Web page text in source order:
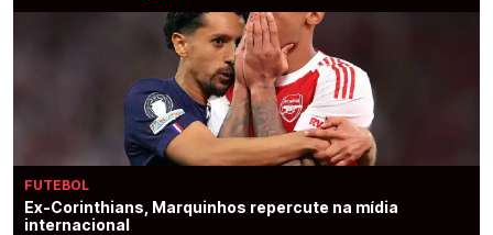
FUTEBOL
Ex-Corinthians, Marquinhos repercute na mídia
internacional